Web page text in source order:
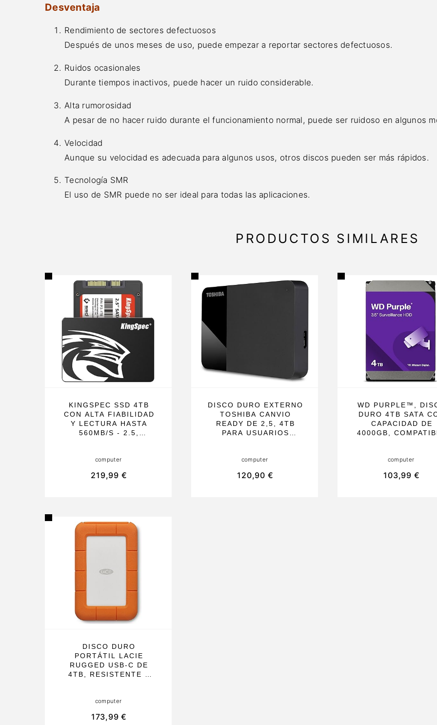
Desventaja
Rendimiento de sectores defectuosos
Después de unos meses de uso, puede empezar a reportar sectores defectuosos.
Ruidos ocasionales
Durante tiempos inactivos, puede hacer un ruido considerable.
Alta rumorosidad
A pesar de no hacer ruido durante el funcionamiento normal, puede ser ruidoso en algunos
Velocidad
Aunque su velocidad es adecuada para algunos usos, otros discos pueden ser más rápidos.
Tecnología SMR
El uso de SMR puede no ser ideal para todas las aplicaciones.
PRODUCTOS SIMILARES
KINGSPEC SSD 4TB
CON ALTA FIABILIDAD
Y LECTURA HASTA
560MB/S - 2.5,
PORTÁTILES Y
PARA MEJORAR SU
computer
219,99 €
DISCO DURO EXTERNO
TOSHIBA CANVIO
READY DE 2,5, 4TB
PARA USUARIOS
CONEXIÓN
GEN 1 Y
computer
120,90 €
WD PURPLE™,
DURO 4TB SATA
CAPACIDAD DE
4000GB,
IDEAL PARA
VIGILANCIA,
computer
103,99 €
DISCO DURO
PORTÁTIL LACIE
RUGGED USB-C DE
4TB, RESISTENTE A
CON TRANSFERENCIA
MB/S Y SUSCRIPCIÓN
computer
173,99 €